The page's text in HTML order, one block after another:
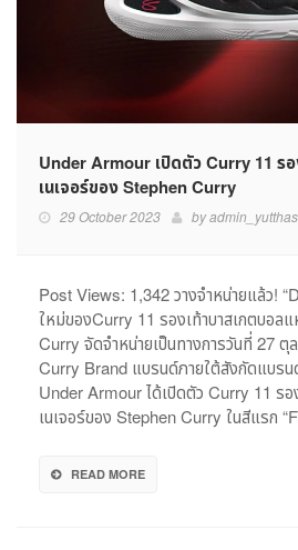
Under Armour เปิดตัว Curry 11 ร
เนเจอร์ของ Stephen Curry
29 October 2023 by
Post Views: 1,342 วางจำหน่ายแล้ว!
ใหม่ของCurry 11 รองเท้าบาสเกตบอล
Curry จัดจำหน่ายเป็นทางการวันที่ 27 ตุ
Curry Brand แบรนด์ภายใต้สังกัดแบรน
Under Armour ได้เปิดตัว Curry 11 รอ
เนเจอร์ของ Stephen Curry ในสีแรก
READ MORE